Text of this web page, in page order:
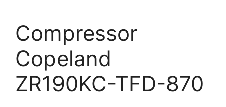
Compressor
Copeland
ZR190KC-TFD-870